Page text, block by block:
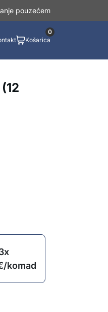
pouzećem
Košarica
0
/komad